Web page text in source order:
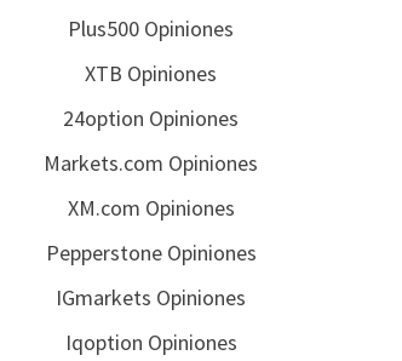
Plus500 Opiniones
XTB Opiniones
24option Opiniones
Markets.com Opiniones
XM.com Opiniones
Pepperstone Opiniones
IGmarkets Opiniones
Iqoption Opiniones